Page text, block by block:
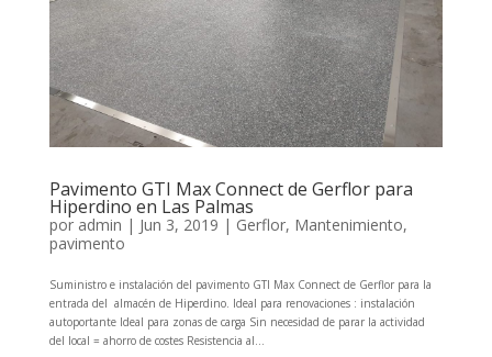
Pavimento GTI Max Connect de Gerflor para
Hiperdino en Las Palmas
por admin | Jun 3, 2019 | Gerflor, Mantenimiento,
pavimento
Suministro e instalación del pavimento GTI Max Connect de Gerflor para la
entrada del almacén de Hiperdino. Ideal para renovaciones : instalación
autoportante Ideal para zonas de carga Sin necesidad de parar la actividad
del local = ahorro de costes Resistencia al...